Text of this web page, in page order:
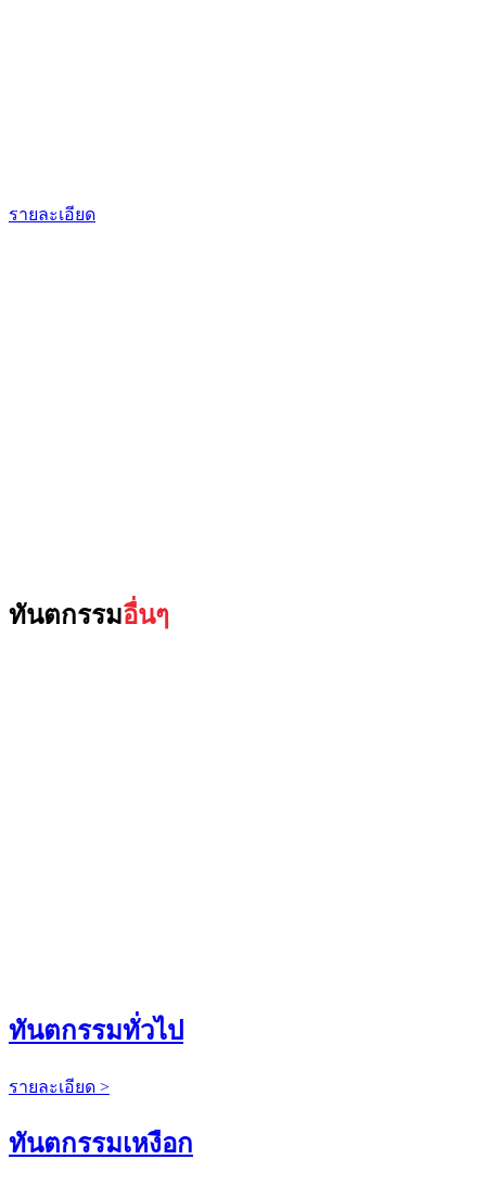
รายละเอียด
ทันตกรรมอื่นๆ​
ทันตกรรมทั่วไป
รายละเอียด >
ทันตกรรมเหงือก